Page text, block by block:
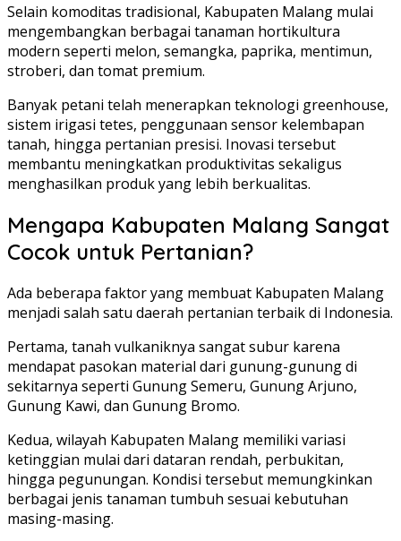
Selain komoditas tradisional, Kabupaten Malang mulai
mengembangkan berbagai tanaman hortikultura
modern seperti melon, semangka, paprika, mentimun,
stroberi, dan tomat premium.
Banyak petani telah menerapkan teknologi greenhouse,
sistem irigasi tetes, penggunaan sensor kelembapan
tanah, hingga pertanian presisi. Inovasi tersebut
membantu meningkatkan produktivitas sekaligus
menghasilkan produk yang lebih berkualitas.
Mengapa Kabupaten Malang Sangat
Cocok untuk Pertanian?
Ada beberapa faktor yang membuat Kabupaten Malang
menjadi salah satu daerah pertanian terbaik di Indonesia.
Pertama, tanah vulkaniknya sangat subur karena
mendapat pasokan material dari gunung-gunung di
sekitarnya seperti Gunung Semeru, Gunung Arjuno,
Gunung Kawi, dan Gunung Bromo.
Kedua, wilayah Kabupaten Malang memiliki variasi
ketinggian mulai dari dataran rendah, perbukitan,
hingga pegunungan. Kondisi tersebut memungkinkan
berbagai jenis tanaman tumbuh sesuai kebutuhan
masing-masing.